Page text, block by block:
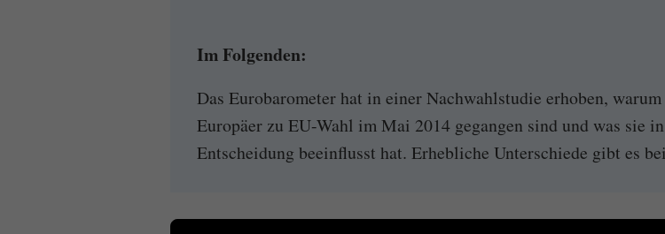
Im Folgenden:
Das Eurobarometer hat in einer Nachwahlstudie erhoben,
Europäer zu EU-Wahl im Mai 2014 gegangen sind und was sie
Entscheidung beeinflusst hat. Erhebliche Unterschiede gibt es